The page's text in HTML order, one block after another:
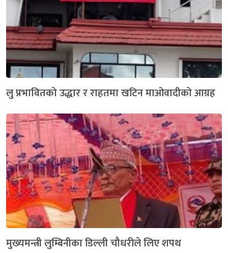
लु प्रभावितको उद्धार र राहतमा खटिन माओवादीको आग्रह
मुख्यमन्त्री लुम्बिनीका डिल्ली चौधरीले लिए शपथ